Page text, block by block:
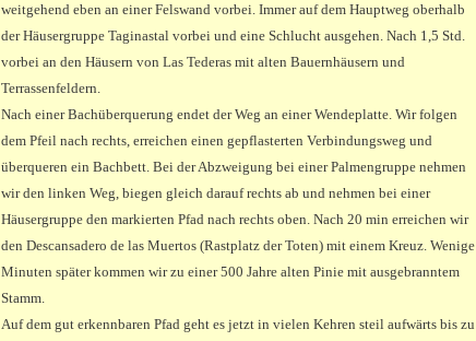
weitgehend eben an einer Felswand vorbei. Immer auf dem Hauptweg oberhalb
der Häusergruppe Taginastal vorbei und eine Schlucht ausgehen. Nach 1,5 Std.
vorbei an den Häusern von Las Tederas mit alten Bauernhäusern und
Terrassenfeldern.
Nach einer Bachüberquerung endet der Weg an einer Wendeplatte. Wir folgen
dem Pfeil nach rechts, erreichen einen gepflasterten Verbindungsweg und
überqueren ein Bachbett. Bei der Abzweigung bei einer Palmengruppe nehmen
wir den linken Weg, biegen gleich darauf rechts ab und nehmen bei einer
Häusergruppe den markierten Pfad nach rechts oben. Nach 20 min erreichen wir
den Descansadero de las Muertos (Rastplatz der Toten) mit einem Kreuz. Wenige
Minuten später kommen wir zu einer 500 Jahre alten Pinie mit ausgebranntem
Stamm.
Auf dem gut erkennbaren Pfad geht es jetzt in vielen Kehren steil aufwärts bis zu